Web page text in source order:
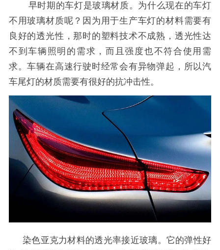
早时期的车灯是玻璃材质。为什么现在的车灯
不用玻璃材质呢？因为用于生产车灯的材料需要有
良好的透光性，那时的塑料技术不成熟，透光性达
不到车辆照明的需求，而且强度也不符合使用需
求。车辆在高速行驶时经常会有异物弹起，所以汽
车尾灯的材质需要有很好的抗冲击性。
染色亚克力材料的透光率接近玻璃。它的弹性好